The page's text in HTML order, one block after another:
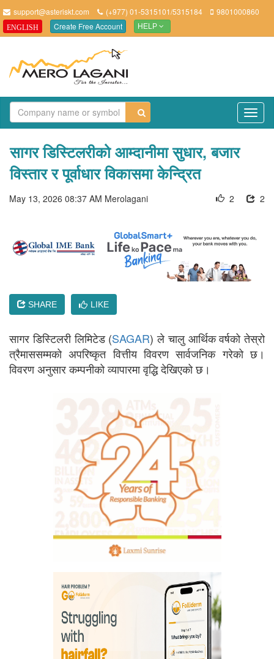
support@asteriskt.com (+977) 01-5315101/5315184 9801000860
ENGLISH Create Free Account HELP
सागर डिस्टिलरीको आम्दानीमा सुधार, बजार
विस्तार र पूर्वाधार विकासमा केन्द्रित
May 13, 2026 08:37 AM Merolagani 2
2
SHARE LIKE
सागर डिस्टिलरी लिमिटेड (SAGAR) ले चालु आर्थिक वर्षको तेस्रो
त्रैमाससम्मको अपरिष्कृत वित्तीय विवरण सार्वजनिक गरेको छ।
विवरण अनुसार कम्पनीको व्यापारमा वृद्धि देखिएको छ।